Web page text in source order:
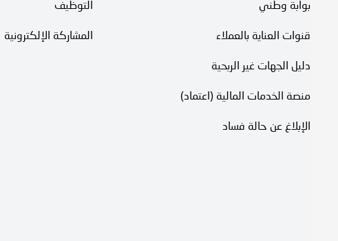
بوابة وطني
قنوات العناية بالعملاء
دليل الجهات غير الربحية
منصة الخدمات المالية (اعتماد)
الإبلاغ عن حالة فساد
التوظيف
المشاركة الإلكترونية